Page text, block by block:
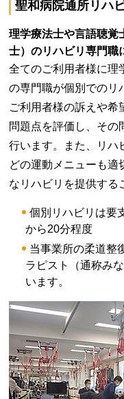
聖和病院通所リハ
理学療法士や言語聴覚
士）のリハビリ専門職
全てのご利用者様に理
の専門職が個別でのリ
ご利用者様の訴えや希
問題点を評価し、その
行います。また、リハ
どの運動メニューも適
なリハビリを提供する
個別リハビリは要
から20分程度
当事業所の柔道整
ラピスト（通称み
います。